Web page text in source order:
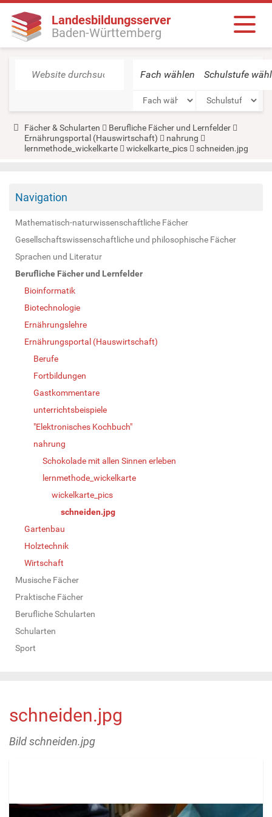
Landesbildungsserver
Baden-Württemberg
Fach wählen Schulstufe
Y
o
u
e
:
Fächer & Schularten
Berufliche Fächer und Lernfelder
Ernährungsportal (Hauswirtschaft)
nahrung
lernmethode_wickelkarte
wickelkarte_pics schneiden.jpg
Navigation
Mathematisch-naturwissenschaftliche Fächer
Gesellschaftswissenschaftliche und philosophische Fächer
Sprachen und Literatur
Berufliche Fächer und Lernfelder
Bioinformatik
Biotechnologie
Ernährungslehre
Ernährungsportal (Hauswirtschaft)
Berufe
Fortbildungen
Gastkommentare
unterrichtsbeispiele
"Elektronisches Kochbuch"
nahrung
Schokolade mit allen Sinnen erleben
lernmethode_wickelkarte
wickelkarte_pics
schneiden.jpg
Gartenbau
Holztechnik
Wirtschaft
Musische Fächer
Praktische Fächer
Berufliche Schularten
Schularten
Sport
schneiden.jpg
Bild schneiden.jpg